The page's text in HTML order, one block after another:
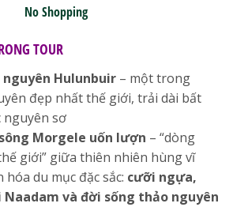
No Shopping
TOUR
Hulunbuir – một trong
đẹp nhất thế giới, trải dài bất
nguyên sơ
sông Morgele uốn lượn – “dòng
giới” giữa thiên nhiên hùng vĩ
du mục đặc sắc: cưỡi ngựa,
và đời sống thảo nguyên